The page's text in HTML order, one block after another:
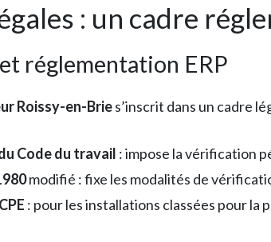
: un cadre
réglementation ERP
Roissy-en-Bries’inscrit dans un cadre
Code du travail : impose la vérification
modifié : fixe les modalités de
: pour les installations classées pour la